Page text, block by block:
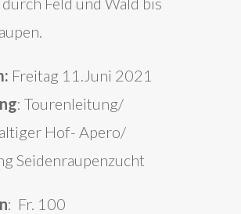
Freitag 11.Juni 2021
: Tourenleitung/
Hof- Apero/
Seidenraupenzucht
: Fr. 100